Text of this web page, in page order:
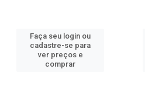
Faça seu login ou
cadastre-se para
ver preços e
comprar